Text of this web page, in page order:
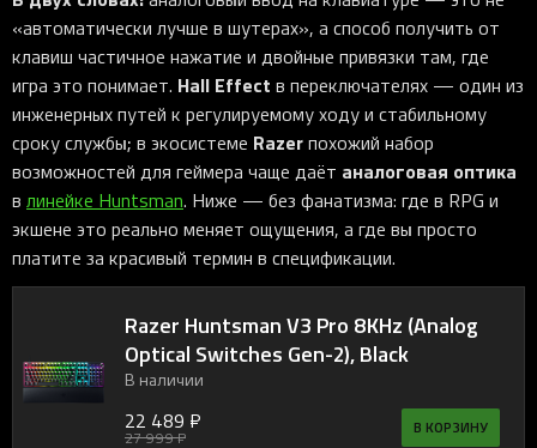
Все устройства
Gigantus
Pro Glide
Chroma™ RGB
THX Spatial
Synapse 2 Legacy
Virtual Ring Light
Razer Axon
Streamer Companion App
«автоматически лучше в шутерах», а способ получить от
клавиш частичное нажатие и двойные привязки там, где
игра это понимает. Hall Effect в переключателях — один из
инженерных путей к регулируемому ходу и стабильному
сроку службы; в экосистеме Razerпохожий набор
возможностей для геймера чаще даёт аналоговая оптика
в линейке Huntsman. Ниже — без фанатизма: где в RPG и
экшене это реально меняет ощущения, а где вы просто
платите за красивый термин в спецификации.
Razer Huntsman V3 Pro 8KHz (Analog
Optical Switches Gen-2), Black
В наличии
22 489 ₽
27 999 ₽ В КОРЗИНУ